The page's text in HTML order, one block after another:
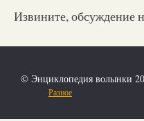
Извините, обсуждение
© Энциклопедия волынки
Разное